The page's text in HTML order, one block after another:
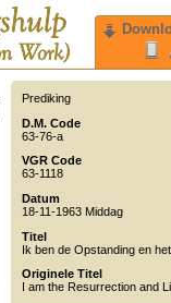
Prediking
D.M. Code
63-76-a
VGR Code
63-1118
Datum
18-11-1963 Middag
Titel
Ik ben de Opstanding en
Originele Titel
I am the Resurrection and